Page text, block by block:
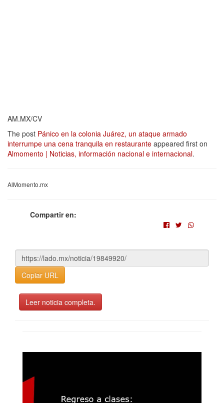
AM.MX/CV
The post Pánico en la colonia Juárez, un ataque armado
interrumpe una cena tranquila en restaurante appeared first on
Almomento | Noticias, información nacional e internacional.
AlMomento.mx
Compartir en:
Copiar URL
Leer noticia completa.